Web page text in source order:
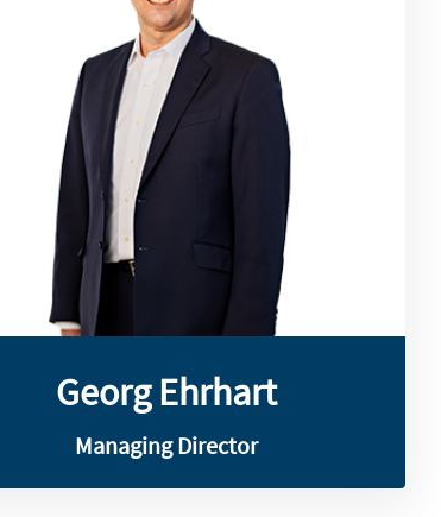
Georg Ehrhart
Managing Director
Georg Ehrhart arbeitete von 1988 bis
1992 in der Unternehmensfinanzierung
bei einer englischen Großbank. Seit
1992 ist er bei SLG tätig, wo er
Unternehmen im Treasury-Management
berät und sich auf Treasury-Revision